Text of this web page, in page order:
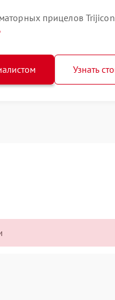
прицелов Trijicon
Узнать